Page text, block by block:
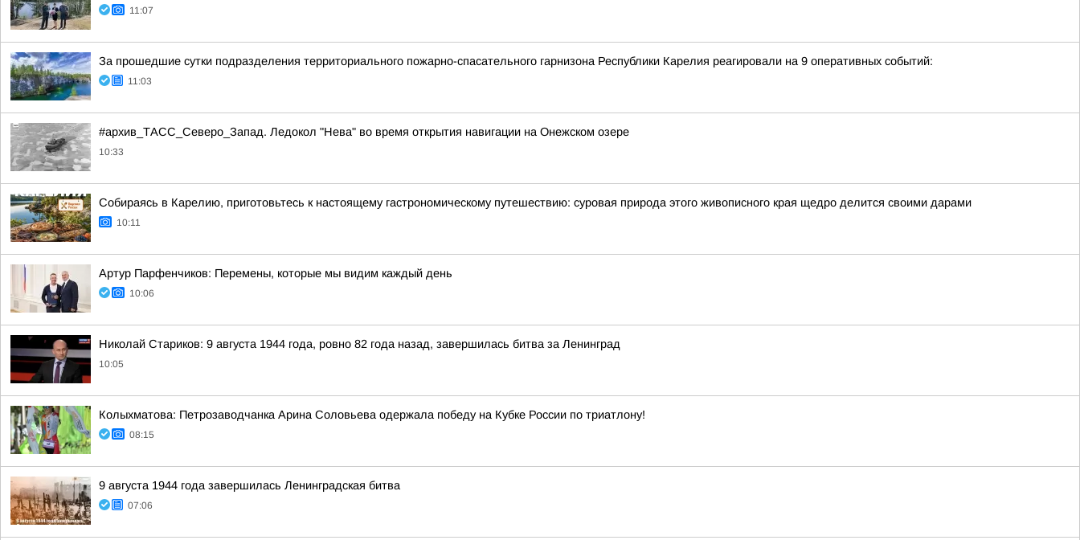
11:07
За прошедшие сутки подразделения территориального пожарно-спасательного гарнизона Республики Карелия реагировали на 9 оперативных событий:
11:03
#архив_ТАСС_Северо_Запад. Ледокол "Нева" во время открытия навигации на Онежском озере
10:33
Собираясь в Карелию, приготовьтесь к настоящему гастрономическому путешествию: суровая природа этого живописного края щедро делится своими дарами
10:11
Артур Парфенчиков: Перемены, которые мы видим каждый день
10:06
Николай Стариков: 9 августа 1944 года, ровно 82 года назад, завершилась битва за Ленинград
10:05
Колыхматова: Петрозаводчанка Арина Соловьева одержала победу на Кубке России по триатлону!
08:15
9 августа 1944 года завершилась Ленинградская битва
07:06